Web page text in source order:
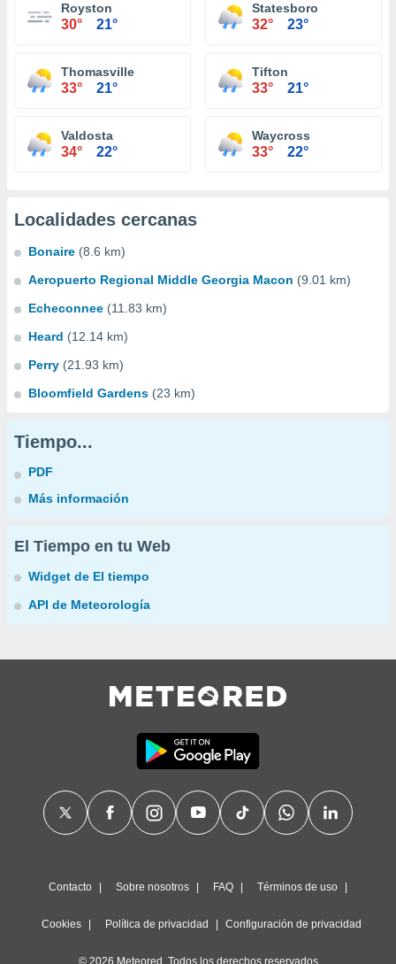
Royston
30° 21°
Statesboro
32° 23°
Thomasville
33° 21°
Tifton
33° 21°
Valdosta
34° 22°
Waycross
33° 22°
Localidades cercanas
Bonaire (8.6 km)
Aeropuerto Regional Middle Georgia Macon (9.01 km)
Echeconnee (11.83 km)
Heard (12.14 km)
Perry (21.93 km)
Bloomfield Gardens (23 km)
Tiempo...
PDF
Más información
El Tiempo en tu Web
Widget de El tiempo
API de Meteorología
Contacto Sobre nosotros FAQ Términos de uso
Cookies Política de privacidad Configuración de privacidad
© 2026 Meteored. Todos los derechos reservados